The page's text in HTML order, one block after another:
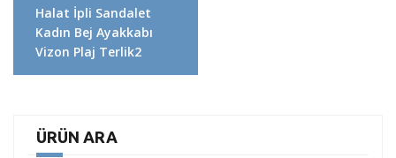
dolaşımı
Halat İpli Sandalet
Kadın Bej Ayakkabı
Vizon Plaj Terlik2
ÜRÜN ARA